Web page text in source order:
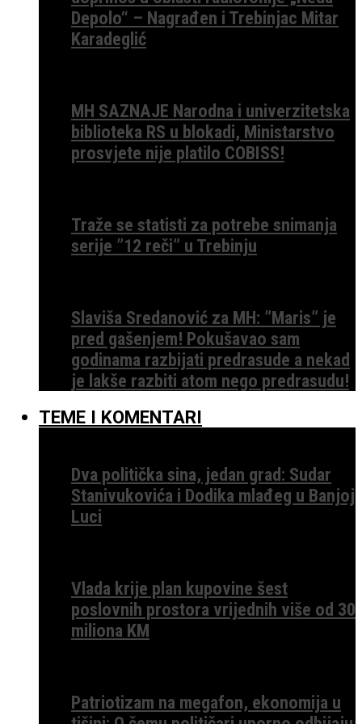
Depolo“ – Nagrađen i Trebinjac Mitar
Karadeglić
MH SAZNAJE Narodna i univerzitetska
biblioteka RS u blokadi, Ministarstvo
prosvjete nije platilo COBISS!
Traže se statisti za potrebe snimanja
serije ”12 reči” u Trebinju
Slaviša Sredanović za MH: ”Maris” je
pred gašenjem! Pokušavao sam
godinama razbijati predrasude a nekad
je lakše razbiti atom nego predrasudu!
TEME I KOMENTARI
Dva politička sina, jedan grad: Sudar
Stanivukovića i Dodika mlađeg u Banjoj
Luci
Vlada krije plan kupovine šest
poslovnih prostora vrijednih više od 30
miliona KM
Patriotizam na megafon, ekonomija u